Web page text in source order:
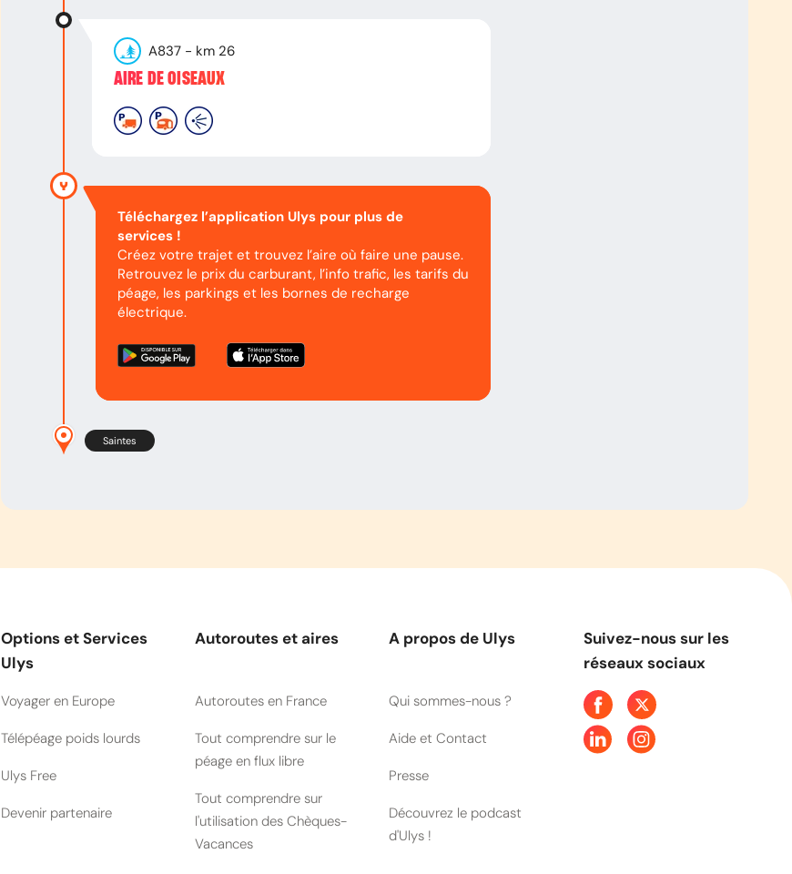
A837- km 26
AIRE DE OISEAUX
Téléchargez l’application Ulys pour plus de
services !
Créez votre trajet et trouvez l’aire où faire une pause.
Retrouvez le prix du carburant, l’info trafic, les tarifs du
péage, les parkings et les bornes de recharge
électrique.
Saintes
Options et Services
Ulys
Voyager en Europe
Télépéage poids lourds
Ulys Free
Devenir partenaire
Autoroutes et aires
Autoroutes en France
Tout comprendre sur le
péage en flux libre
Tout comprendre sur
l'utilisation des Chèques-
Vacances
A propos de Ulys
Qui sommes-nous ?
Aide et Contact
Presse
Découvrez le podcast
d'Ulys !
Suivez-nous sur les
réseaux sociaux